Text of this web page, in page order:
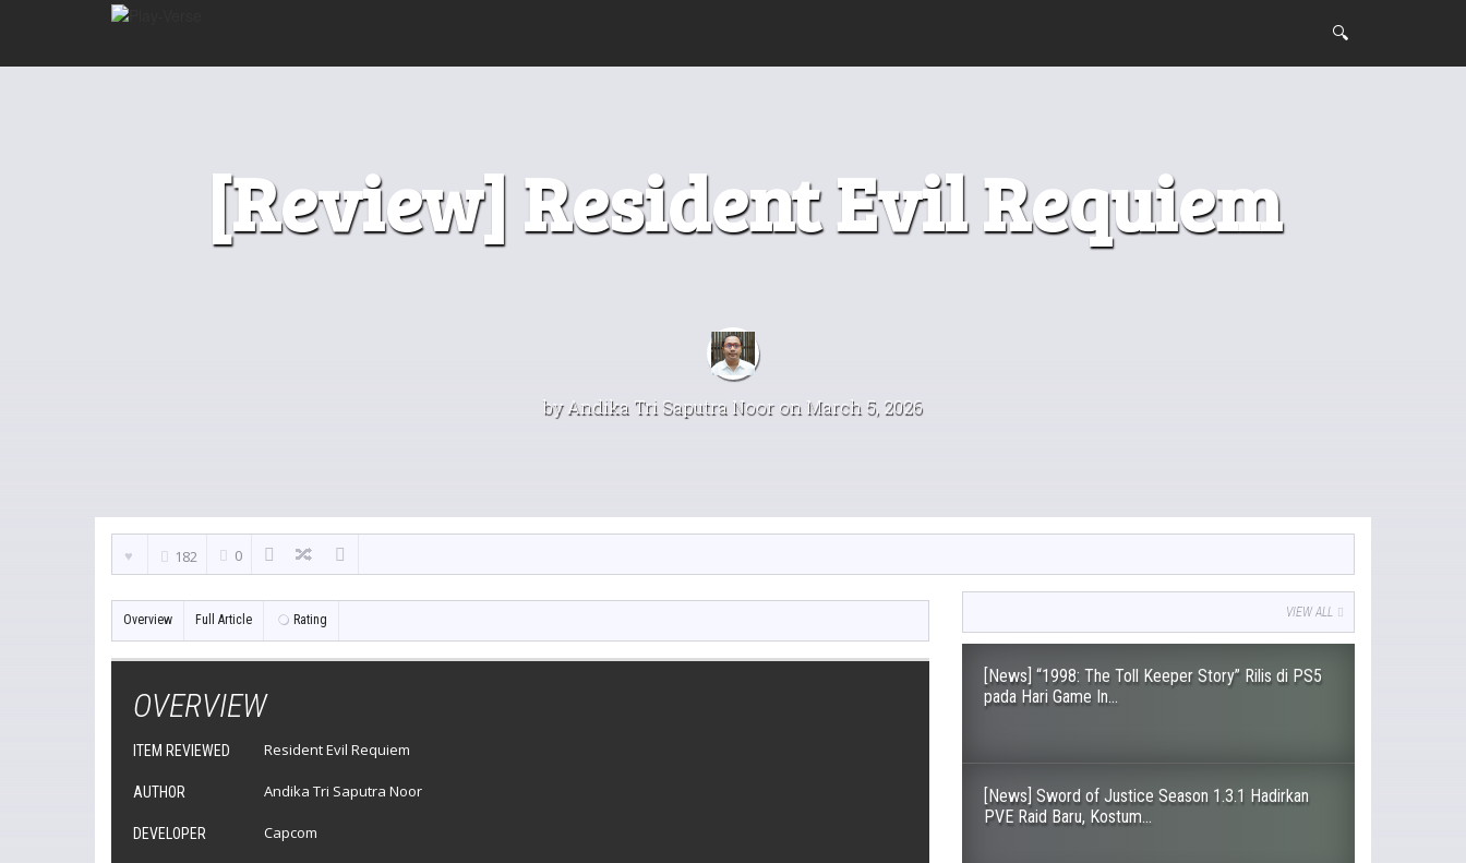
[Review] Resident Evil Requiem
by Andika Tri Saputra Nooron March 5, 2026
182 0
Overview Full Article Rating
OVERVIEW
ITEM REVIEWED Resident Evil Requiem
AUTHOR Andika Tri Saputra Noor
DEVELOPER Capcom
VIEW ALL
[News] “1998: The Toll Keeper Story” Rilis di PS5
pada Hari Game In...
[News] Sword of Justice Season 1.3.1 Hadirkan
PVE Raid Baru, Kostum...